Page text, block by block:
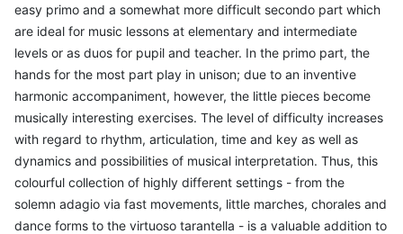
easy primo and a somewhat more difficult secondo part which
are ideal for music lessons at elementary and intermediate
levels or as duos for pupil and teacher. In the primo part, the
hands for the most part play in unison; due to an inventive
harmonic accompaniment, however, the little pieces become
musically interesting exercises. The level of difficulty increases
with regard to rhythm, articulation, time and key as well as
dynamics and possibilities of musical interpretation. Thus, this
colourful collection of highly different settings - from the
solemn adagio via fast movements, little marches, chorales and
dance forms to the virtuoso tarantella - is a valuable addition to